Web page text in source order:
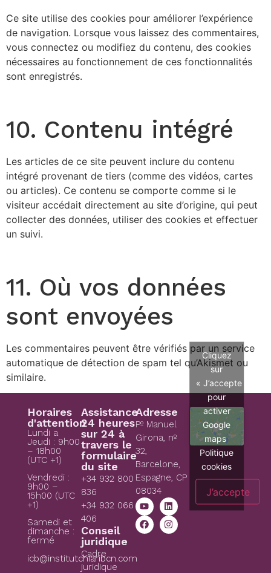
Ce site utilise des cookies pour améliorer l’expérience
de navigation. Lorsque vous laissez des commentaires,
vous connectez ou modifiez du contenu, des cookies
nécessaires au fonctionnement de ces fonctionnalités
sont enregistrés.
10. Contenu intégré
Les articles de ce site peuvent inclure du contenu
intégré provenant de tiers (comme des vidéos, cartes
ou articles). Ce contenu se comporte comme si le
visiteur accédait directement au site d’origine, qui peut
collecter des données, utiliser des cookies et effectuer
un suivi.
11. Où vos données
sont envoyées
Les commentaires peuvent être vérifiés par un service
automatique de détection de spam tel qu’Akismet ou
similaire.
Horaires
d'attention
Lundi a
Jeudi : 9h00
– 18h00
(UTC +1)
Vendredi :
9h00 –
15h00 (UTC
+1)
Samedi et
dimanche :
fermé
icb@institutchiaribcn.com
Assistance
24 heures
sur 24 à
travers le
formulaire
du site
+34 932 800
836
+34 932 066
406
Conseil
juridique
Cadre
juridique
Adresse
Pº Manuel
Girona, nº
32,
Barcelone,
Espagne, CP
08034
Cliquez
sur
« J’accepte »
pour
activer
Google
maps
Politique
cookies
J’accepte